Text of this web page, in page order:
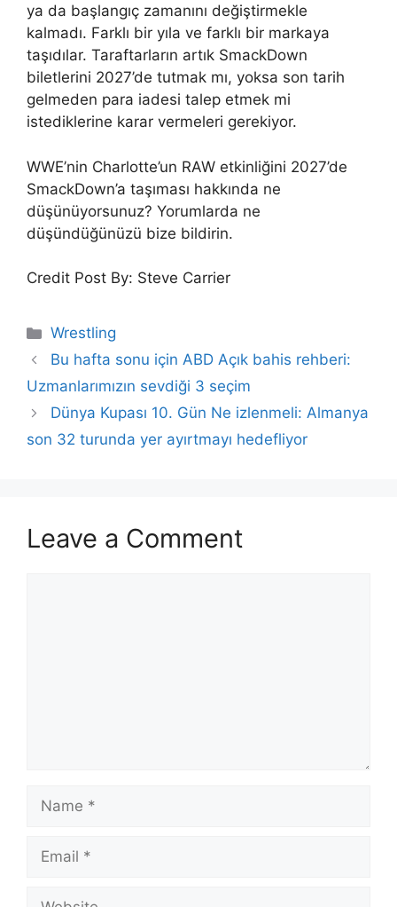
ya da başlangıç ​​zamanını değiştirmekle
kalmadı. Farklı bir yıla ve farklı bir markaya
taşıdılar. Taraftarların artık SmackDown
biletlerini 2027’de tutmak mı, yoksa son tarih
gelmeden para iadesi talep etmek mi
istediklerine karar vermeleri gerekiyor.
WWE’nin Charlotte’un RAW etkinliğini 2027’de
SmackDown’a taşıması hakkında ne
düşünüyorsunuz? Yorumlarda ne
düşündüğünüzü bize bildirin.
Credit Post By: Steve Carrier
Categories
Wrestling
Bu hafta sonu için ABD Açık bahis rehberi:
Uzmanlarımızın sevdiği 3 seçim
Dünya Kupası 10. Gün Ne izlenmeli: Almanya
son 32 turunda yer ayırtmayı hedefliyor
Leave a Comment
Name
Email
Website